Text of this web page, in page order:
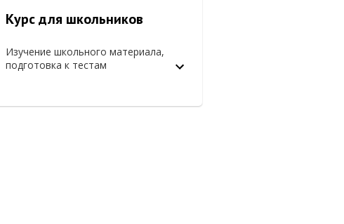
Курс для школьников
Изучение школьного материала,
подготовка к тестам